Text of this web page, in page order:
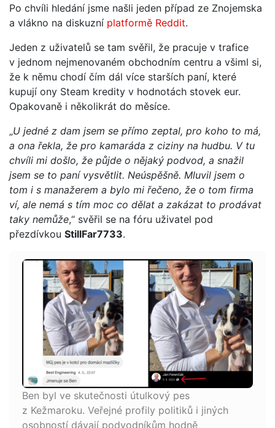
Po chvíli hledání jsme našli jeden případ ze Znojemska
a vlákno na diskuzní platformě Reddit.
Jeden z uživatelů se tam svěřil, že pracuje v trafice
v jednom nejmenovaném obchodním centru a všiml si,
že k němu chodí čím dál více starších paní, které
kupují ony Steam kredity v hodnotách stovek eur.
Opakovaně i několikrát do měsíce.
„U jedné z dam jsem se přímo zeptal, pro koho to má,
a ona řekla, že pro kamaráda z ciziny na hudbu. V tu
chvíli mi došlo, že půjde o nějaký podvod, a snažil
jsem se to paní vysvětlit. Neúspěšně. Mluvil jsem o
tom i s manažerem a bylo mi řečeno, že o tom firma
ví, ale nemá s tím moc co dělat a zakázat to prodávat
taky nemůže,“ svěřil se na fóru uživatel pod
přezdívkou StillFar7733.
Ben byl ve skutečnosti útulkový pes
z Kežmaroku. Veřejné profily politiků i jiných
osobností dávají podvodníkům hodně